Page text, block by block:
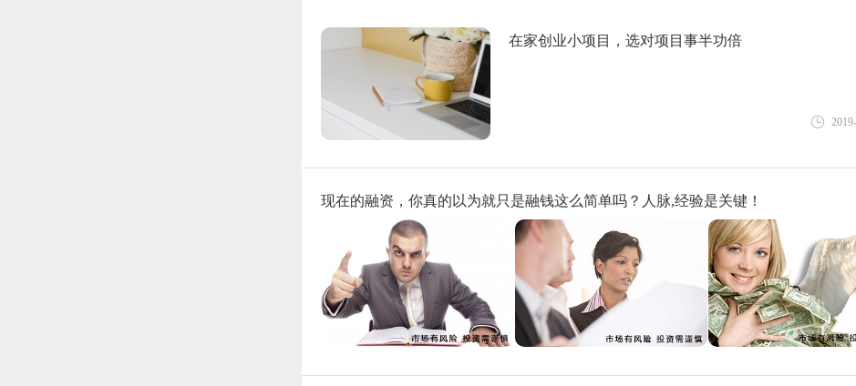
在家创业小项目，选对项目事半功倍
现在的融资，你真的以为就只是融钱这么简单吗？人脉,经验是关键！